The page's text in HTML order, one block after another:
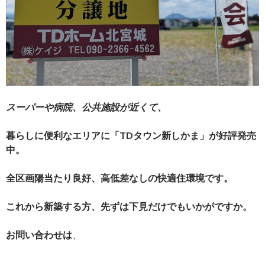
スーパーや病院、公共施設が近くて、
暮らしに便利なエリアに「TDタウン新しかま」が好評発売
中。
全区画陽当たり良好、高低差なしの快適住環境です。
これから新築する方、先ずは下見だけでもいかがですか。
お問い合わせは